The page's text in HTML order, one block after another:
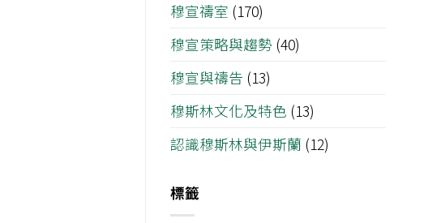
穆宣禱室 (170)
穆宣策略與趨勢 (40)
穆宣與禱告 (13)
穆斯林文化及特色 (13)
認識穆斯林與伊斯蘭 (12)
標籤